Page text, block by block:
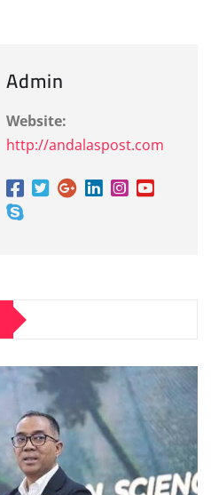
Admin
Website:
http://andalaspost.com